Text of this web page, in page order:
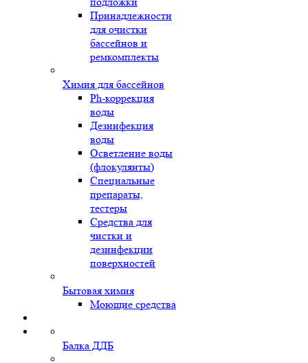
Принадлежности
для очистки
бассейнов и
ремкомплекты
Химия для бассейнов
Ph-коррекция
воды
Дезинфекция
воды
Осветление воды
(флокулянты)
Специальные
препараты,
тестеры
Средства для
чистки и
дезинфекции
поверхностей
Бытовая химия
Моющие средства
Балка ДДБ